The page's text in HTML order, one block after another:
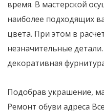
время. В мастерской
наиболее подходящих
цвета. При этом в
незначительные
декоративная
Подобрав украшение,
Ремонт обуви адреса